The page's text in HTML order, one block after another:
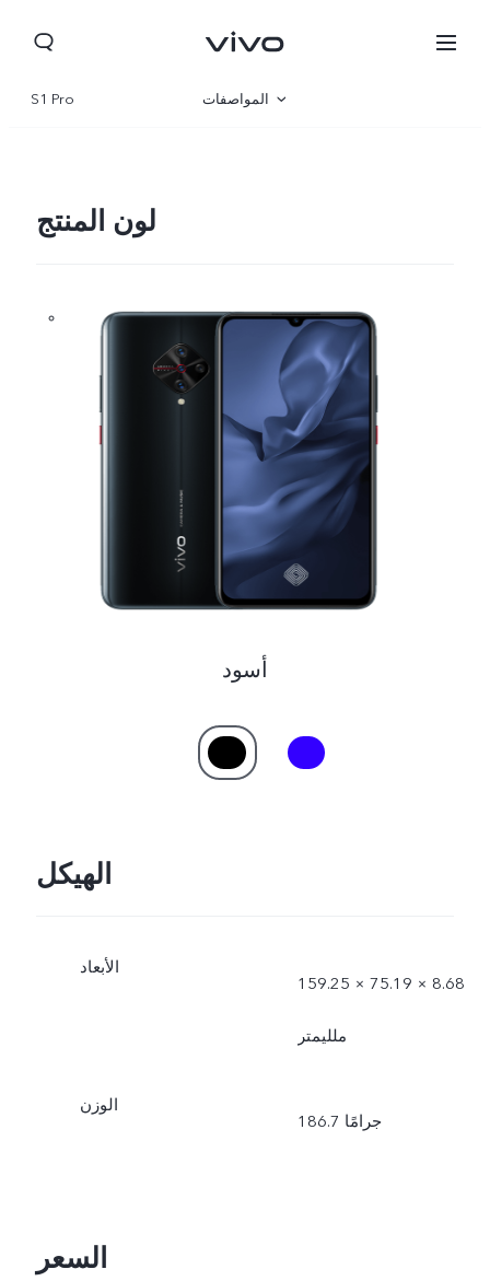
S1 Pro المواصفات
لون المنتج
أسود
الهيكل
الأبعاد
159.25 × 75.19 × 8.68
ملليمتر
الوزن
186.7 جرامًا
السعر